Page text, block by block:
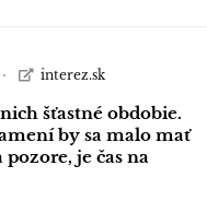
interez.sk
šťastné obdobie.
by sa malo mať
pozore, je čas na